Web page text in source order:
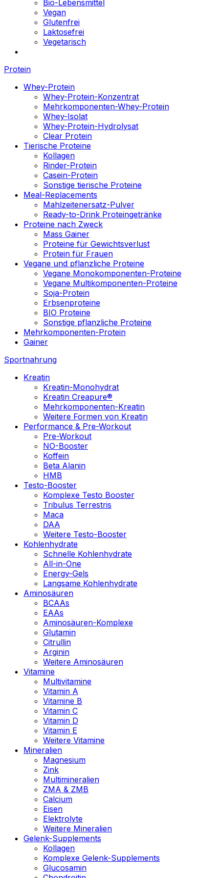
Bio-Lebensmittel
Vegan
Glutenfrei
Laktosefrei
Vegetarisch
Protein
Whey-Protein
Whey-Protein-Konzentrat
Mehrkomponenten-Whey-Protein
Whey-Isolat
Whey-Protein-Hydrolysat
Clear Protein
Tierische Proteine
Kollagen
Rinder-Protein
Casein-Protein
Sonstige tierische Proteine
Meal-Replacements
Mahlzeitenersatz-Pulver
Ready-to-Drink Proteingetränke
Proteine nach Zweck
Mass Gainer
Proteine für Gewichtsverlust
Protein für Frauen
Vegane und pflanzliche Proteine
Vegane Monokomponenten-Proteine
Vegane Multikomponenten-Proteine
Soja-Protein
Erbsenproteine
BIO Proteine
Sonstige pflanzliche Proteine
Mehrkomponenten-Protein
Gainer
Sportnahrung
Kreatin
Kreatin-Monohydrat
Kreatin Creapure®
Mehrkomponenten-Kreatin
Weitere Formen von Kreatin
Performance & Pre-Workout
Pre-Workout
NO-Booster
Koffein
Beta Alanin
HMB
Testo-Booster
Komplexe Testo Booster
Tribulus Terrestris
Maca
DAA
Weitere Testo-Booster
Kohlenhydrate
Schnelle Kohlenhydrate
All-in-One
Energy-Gels
Langsame Kohlenhydrate
Aminosäuren
BCAAs
EAAs
Aminosäuren-Komplexe
Glutamin
Citrullin
Arginin
Weitere Aminosäuren
Vitamine
Multivitamine
Vitamin A
Vitamine B
Vitamin C
Vitamin D
Vitamin E
Weitere Vitamine
Mineralien
Magnesium
Zink
Multimineralien
ZMA & ZMB
Calcium
Eisen
Elektrolyte
Weitere Mineralien
Gelenk-Supplements
Kollagen
Komplexe Gelenk-Supplements
Glucosamin